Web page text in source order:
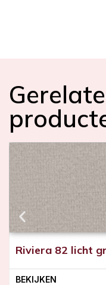
c
m
)
Riviera 82 licht
BEKIJKEN